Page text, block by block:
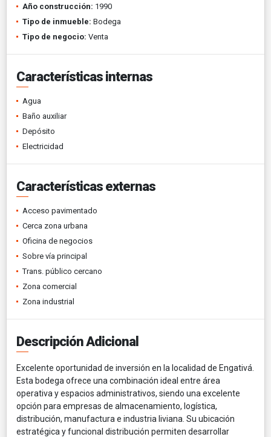
Año construcción: 1990
Tipo de inmueble: Bodega
Tipo de negocio: Venta
Características internas
Agua
Baño auxiliar
Depósito
Electricidad
Características externas
Acceso pavimentado
Cerca zona urbana
Oficina de negocios
Sobre vía principal
Trans. público cercano
Zona comercial
Zona industrial
Descripción Adicional
Excelente oportunidad de inversión en la localidad de Engativá.
Esta bodega ofrece una combinación ideal entre área
operativa y espacios administrativos, siendo una excelente
opción para empresas de almacenamiento, logística,
distribución, manufactura e industria liviana. Su ubicación
estratégica y funcional distribución permiten desarrollar